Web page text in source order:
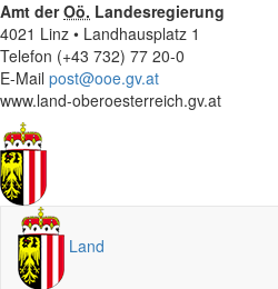
Amt derOö. Landesregierung
4021 Linz • Landhausplatz 1
Telefon (+43 732) 77 20-0
E-Mail post@ooe.gv.at
www.land-oberoesterreich.gv.at
Land